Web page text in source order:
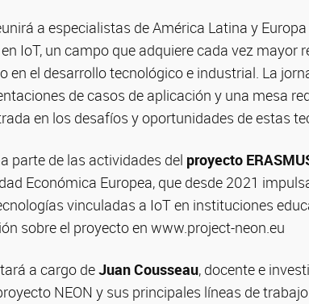
a especialistas de América Latina y
IoT, un campo que adquiere cada vez mayor
en el desarrollo tecnológico e industrial. La
de casos de aplicación y una mesa
en los desafíos y oportunidades de estas
parte de las actividades del proyecto
Económica Europea, que desde 2021
vinculadas a IoT en instituciones
sobre el proyecto en www.project-neon.eu
a cargo deJuan Cousseau, docente e
NEON y sus principales líneas de